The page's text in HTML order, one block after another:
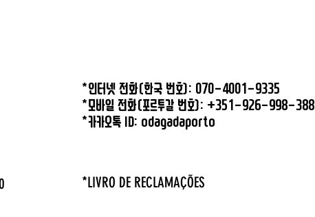
*인터넷 전화(한국 번호): 070-4001-9335
*모바일 전화(포르투갈 번호): +351-926-998-388
*카카오톡 ID: odagadaporto
*LIVRO DE RECLAMAÇÕES